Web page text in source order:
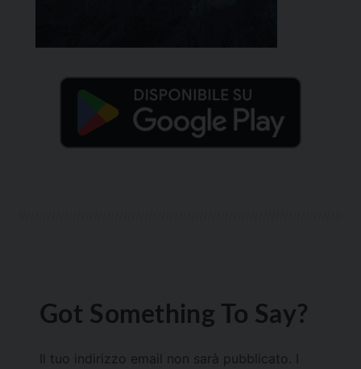
Got Something To Say?
Il tuo indirizzo email non sarà pubblicato.